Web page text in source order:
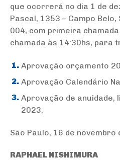
que ocorrerá no dia 1 de
Pascal, 1353 – Campo Belo,
004, com primeira
chamada às 14:30hs, para
Aprovação orçamento
Aprovação Calendário
Aprovação de anuidade,
2023;
São Paulo, 16 de novembro
RAPHAEL NISHIMURA